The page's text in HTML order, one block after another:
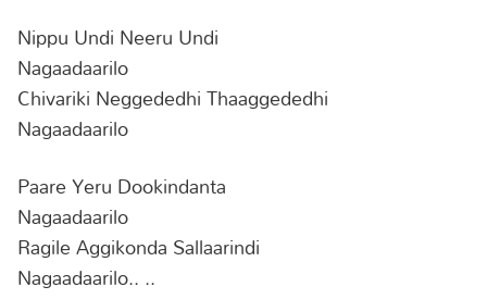
Nippu Undi Neeru Undi
Nagaadaarilo
Chivariki Neggededhi Thaaggededhi
Nagaadaarilo
Paare Yeru Dookindanta
Nagaadaarilo
Ragile Aggikonda Sallaarindi
Nagaadaarilo.. ..